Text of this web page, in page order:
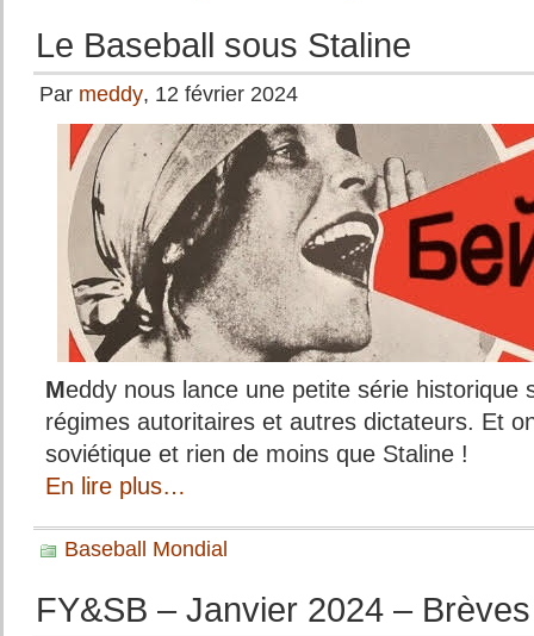
Le Baseball sous Staline
Par meddy, 12 février 2024
Meddy nous lance une petite série historique
régimes autoritaires et autres dictateurs. Et
soviétique et rien de moins que Staline !
En lire plus…
Baseball Mondial
FY&SB – Janvier 2024 –